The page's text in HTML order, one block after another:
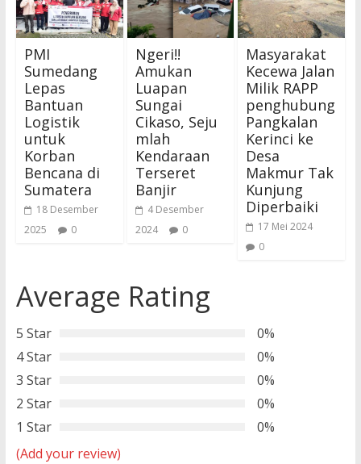
PMI
Sumedang
Lepas
Bantuan
Logistik
untuk
Korban
Bencana di
Sumatera
18 Desember
2025
0
Ngeri!!
Amukan
Luapan
Sungai
Cikaso, Seju
mlah
Kendaraan
Terseret
Banjir
4 Desember
2024
0
Masyarakat
Kecewa Jalan
Milik RAPP
penghubung
Pangkalan
Kerinci ke
Desa
Makmur Tak
Kunjung
Diperbaiki
17 Mei 2024
0
Average Rating
5 Star
0%
4 Star
0%
3 Star
0%
2 Star
0%
1 Star
0%
(Add your review)